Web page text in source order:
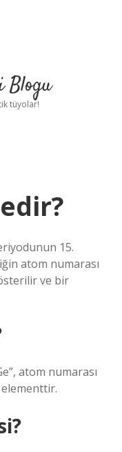
Blogu
tüyolar!
15.
atom numarası
ve bir
atom numarası
elementtir.